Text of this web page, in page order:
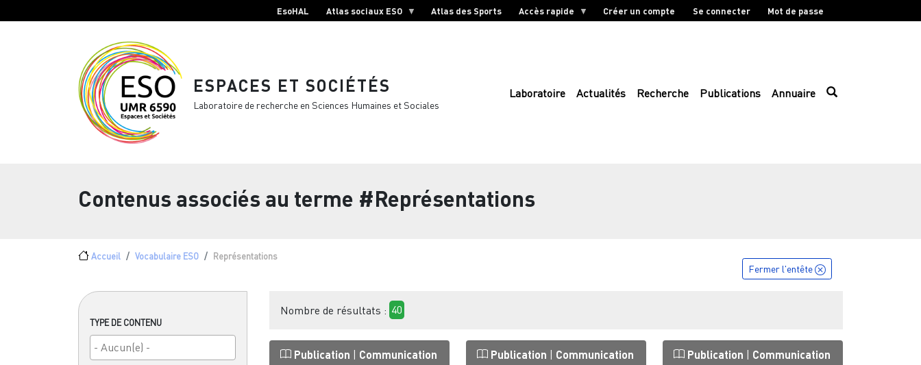
EsoHAL Atlas sociaux ESO Atlas des Sports Accès rapide Créer un compte Se connecter Mot de passe
ESPACES ET SOCIÉTÉS
Laboratoire de recherche en Sciences Humaines et Sociales
Laboratoire Actualités Recherche Publications Annuaire
Contenus associés au terme #Représentations
Fil d'Ariane
Accueil Vocabulaire ESO Représentations
TYPE DE CONTENU
Fermer l'entête
Nombre de résultats : 40
Publication | Communication Publication | Communication Publication | Communication